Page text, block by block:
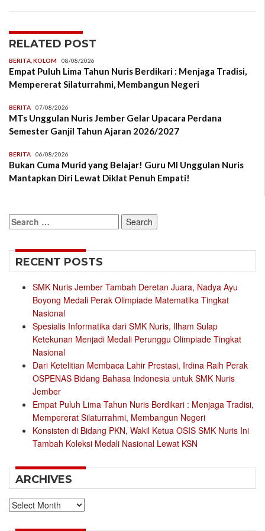
RELATED POST
BERITA,KOLOM 08/08/2026
Empat Puluh Lima Tahun Nuris Berdikari : Menjaga Tradisi,
Mempererat Silaturrahmi, Membangun Negeri
BERITA 07/08/2026
MTs Unggulan Nuris Jember Gelar Upacara Perdana
Semester Ganjil Tahun Ajaran 2026/2027
BERITA 06/08/2026
Bukan Cuma Murid yang Belajar! Guru MI Unggulan Nuris
Mantapkan Diri Lewat Diklat Penuh Empati!
Search
for:
RECENT POSTS
SMK Nuris Jember Tambah Deretan Juara, Nadya Ayu
Boyong Medali Perak Olimpiade Matematika Tingkat
Nasional
Spesialis Informatika dari SMK Nuris, Ilham Sulap
Ketekunan Menjadi Medali Perunggu Olimpiade Tingkat
Nasional
Dari Ketelitian Membaca Lahir Prestasi, Irdina Raih Perak
OSPENAS Bidang Bahasa Indonesia untuk SMK Nuris
Jember
Empat Puluh Lima Tahun Nuris Berdikari : Menjaga Tradisi,
Mempererat Silaturrahmi, Membangun Negeri
Konsisten di Bidang PKN, Wakil Ketua OSIS SMK Nuris Ini
Tambah Koleksi Medali Nasional Lewat KSN
ARCHIVES
Archives